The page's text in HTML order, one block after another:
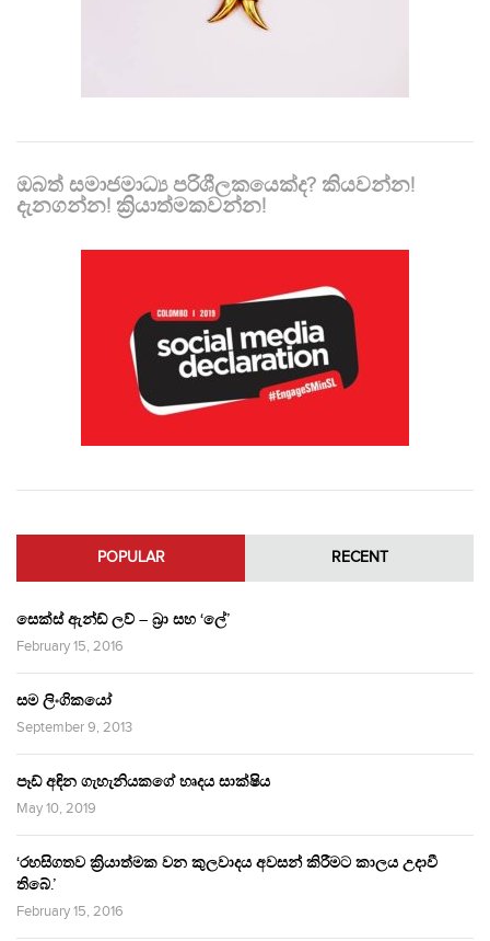
ඔබත් සමාජමාධ්‍ය පරිශීලකයෙක්ද? කියවන්න!
දැනගන්න! ක්‍රියාත්මකවන්න!
POPULAR RECENT
සෙක්ස් ඇන්ඩ් ලව් – බ්‍රා සහ ‘ලේ’
February 15, 2016
සම ලිංගිකයෝ
September 9, 2013
පෑඩ් අඳින ගැහැනියකගේ හෘදය සාක්ෂිය
May 10, 2019
‘රහසිගතව ක්‍රියාත්මක වන කුලවාදය අවසන් කිරීමට කාලය උදාවී
තිබේ.’
February 15, 2016